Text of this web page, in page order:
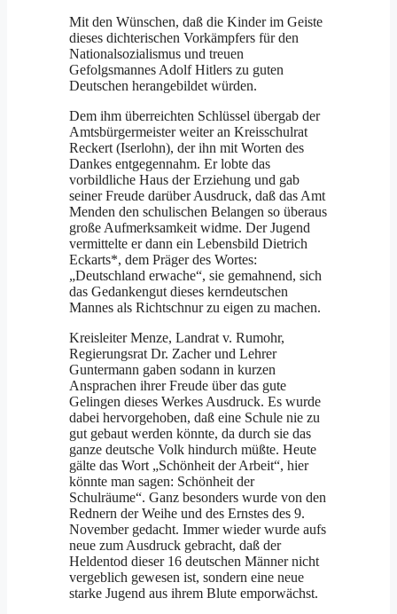
Mit den Wünschen, daß die Kinder im Geiste
dieses dichterischen Vorkämpfers für den
Nationalsozialismus und treuen
Gefolgsmannes Adolf Hitlers zu guten
Deutschen herangebildet würden.
Dem ihm überreichten Schlüssel übergab der
Amtsbürgermeister weiter an Kreisschulrat
Reckert (Iserlohn), der ihn mit Worten des
Dankes entgegennahm. Er lobte das
vorbildliche Haus der Erziehung und gab
seiner Freude darüber Ausdruck, daß das Amt
Menden den schulischen Belangen so überaus
große Aufmerksamkeit widme. Der Jugend
vermittelte er dann ein Lebensbild Dietrich
Eckarts*, dem Präger des Wortes:
„Deutschland erwache“, sie gemahnend, sich
das Gedankengut dieses kerndeutschen
Mannes als Richtschnur zu eigen zu machen.
Kreisleiter Menze, Landrat v. Rumohr,
Regierungsrat Dr. Zacher und Lehrer
Guntermann gaben sodann in kurzen
Ansprachen ihrer Freude über das gute
Gelingen dieses Werkes Ausdruck. Es wurde
dabei hervorgehoben, daß eine Schule nie zu
gut gebaut werden könnte, da durch sie das
ganze deutsche Volk hindurch müßte. Heute
gälte das Wort „Schönheit der Arbeit“, hier
könnte man sagen: Schönheit der
Schulräume“. Ganz besonders wurde von den
Rednern der Weihe und des Ernstes des 9.
November gedacht. Immer wieder wurde aufs
neue zum Ausdruck gebracht, daß der
Heldentod dieser 16 deutschen Männer nicht
vergeblich gewesen ist, sondern eine neue
starke Jugend aus ihrem Blute emporwächst.